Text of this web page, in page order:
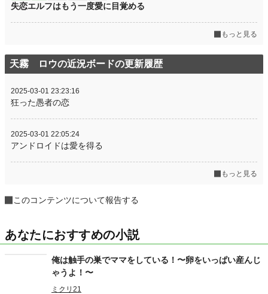
失恋エルフはもう一度愛に目覚める
もっと見る
天霧 ロウの近況ボードの更新履歴
2025-03-01 23:23:16
狂った愚者の恋
2025-03-01 22:05:24
アンドロイドは愛を得る
もっと見る
このコンテンツについて報告する
あなたにおすすめの小説
俺は触手の巣でママをしている！〜卵をいっぱい産んじ
ゃうよ！〜
ミクリ21